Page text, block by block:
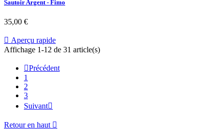
Sautoir Argent - Fimo
35,00 €
 Aperçu rapide
Affichage 1-12 de 31 article(s)
Précédent
1
2
3
Suivant
Retour en haut 